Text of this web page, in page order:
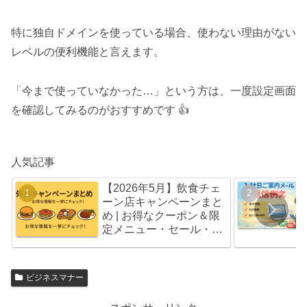
特に独自ドメインを使っている場合、使わない理由がない
レベルの便利機能と言えます。
「今まで使っていなかった…」という方は、一度設定画面
を確認してみるのがおすすめです 👍
人気記事
【2026年5月】飲食チェ
ーン店キャンペーンまと
め | お得なクーポン＆限
定メニュー・セール・福
ビジネスマナー